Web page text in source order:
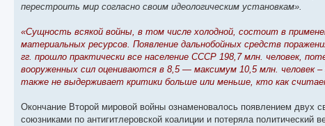
перестроить мир согласно своим идеологическим установкам».
«Сущность всякой войны, в том числе холодной, состоит в
материальных ресурсов. Появление дальнобойных средств
гг. прошло практически все население СССР 198,7 млн. человек,
вооруженных сил оцениваются в 8,5 — максимум 10,5 млн.
также не выдерживает критики больше или меньше, кто как
Окончание Второй мировой войны ознаменовалось появлением
союзниками по антигитлеровской коалиции и потеряла